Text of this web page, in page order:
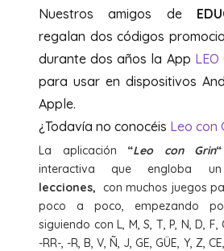
Nuestros amigos de
regalan dos códigos
durante dos años la App LEO
para usar en dispositivos
Apple.
¿Todavía no conocéis Leo con
La aplicación “Leo con Grin“
interactiva que engloba
lecciones,
con muchos juegos
poco a poco, empezando
siguiendo con L, M, S, T, P, N, D, F,
-RR-, -R, B, V, Ñ, J, GE, GÜE, Y, Z,